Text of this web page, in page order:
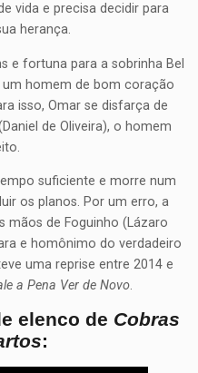
vida e precisa decidir para
herança.
e fortuna para a sobrinha Bel
homem de bom coração
isso, Omar se disfarça de
de Oliveira), o homem
suficiente e morre num
os planos. Por um erro, a
mãos de Foguinho (Lázaro
e homônimo do verdadeiro
uma reprise entre 2014 e
a Pena Ver de Novo.
elenco de Cobras
: